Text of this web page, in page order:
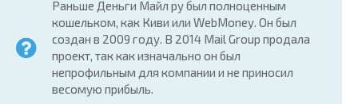
Раньше Деньги Майл ру был полноценным
кошельком, как Киви или WebMoney. Он был
создан в 2009 году. В 2014 Mail Group продала
проект, так как изначально он был
непрофильным для компании и не приносил
весомую прибыль.